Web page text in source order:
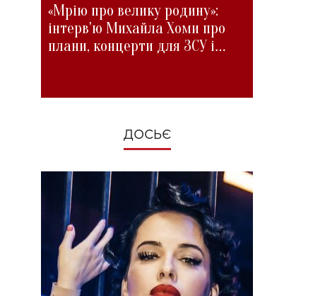
«Мрію про велику родину»:
інтерв'ю Михайла Хоми про
плани, концерти для ЗСУ і
ДОСЬЄ